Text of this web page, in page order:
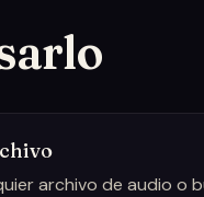
archivo de audio o